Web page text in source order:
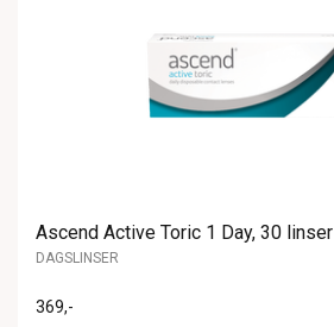
Ascend Active Toric 1 Day, 30 linser
DAGSLINSER
369,-